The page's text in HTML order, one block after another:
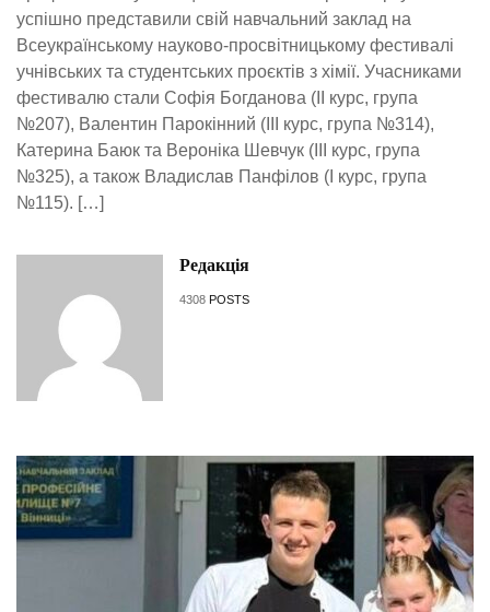
успішно представили свій навчальний заклад на
Всеукраїнському науково-просвітницькому фестивалі
учнівських та студентських проєктів з хімії. Учасниками
фестивалю стали Софія Богданова (ІІ курс, група
№207), Валентин Парокінний (ІІІ курс, група №314),
Катерина Баюк та Вероніка Шевчук (ІІІ курс, група
№325), а також Владислав Панфілов (І курс, група
№115). […]
Редакція
4308 POSTS